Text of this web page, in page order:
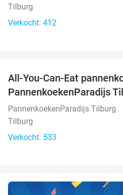
Tilburg
Verkocht: 412
All-You-Can-Eat
PannenkoekenParadijs
PannenkoekenParadijs Tilburg
Tilburg
Verkocht: 533